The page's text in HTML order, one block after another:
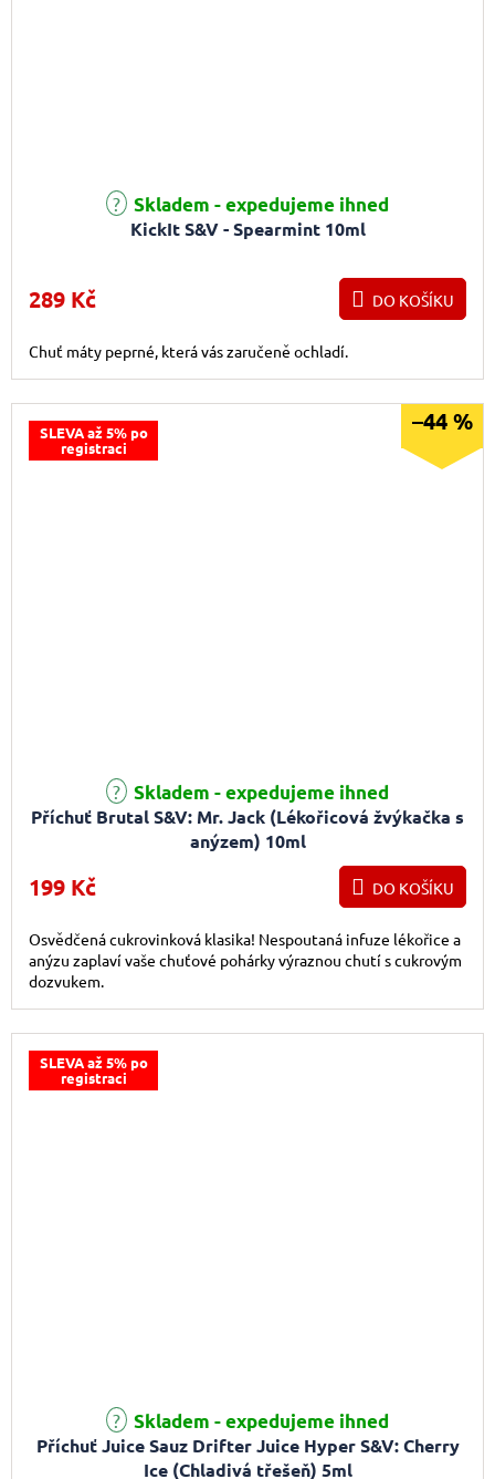
KickIt S&V - Spearmint 10ml
Skladem - expedujeme ihned
289 Kč DO KOŠÍKU
Chuť máty peprné, která vás zaručeně ochladí.
SLEVA až 5% po
registraci
–44 %
Příchuť Brutal S&V: Mr. Jack (Lékořicová žvýkačka s
anýzem) 10ml
Skladem - expedujeme ihned
199 Kč DO KOŠÍKU
Osvědčená cukrovinková klasika! Nespoutaná infuze lékořice a
anýzu zaplaví vaše chuťové pohárky výraznou chutí s cukrovým
dozvukem.
SLEVA až 5% po
registraci
Příchuť Juice Sauz Drifter Juice Hyper S&V: Cherry
Ice (Chladivá třešeň) 5ml
Skladem - expedujeme ihned